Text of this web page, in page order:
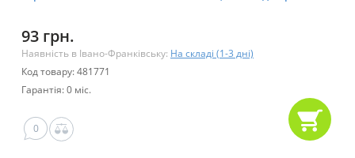
93 грн.
Наявність в Івано-Франківську: На складі (1-3 дні)
Код товару: 481771
Гарантія: 0 міс.
0